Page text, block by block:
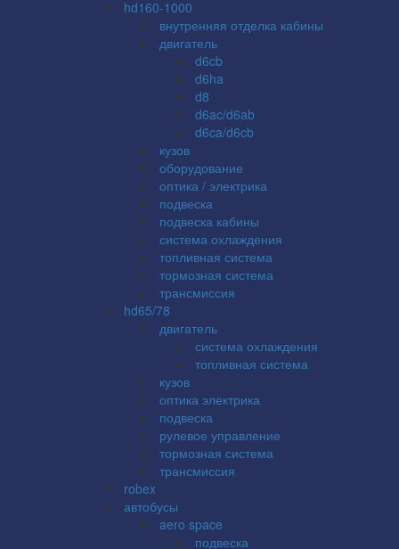
hd160-1000
внутренняя отделка кабины
двигатель
d6cb
d6ha
d8
d6ac/d6ab
d6ca/d6cb
кузов
оборудование
оптика / электрика
подвеска
подвеска кабины
система охлаждения
топливная система
тормозная система
трансмиссия
hd65/78
двигатель
система охлаждения
топливная система
кузов
оптика электрика
подвеска
рулевое управление
тормозная система
трансмиссия
robex
автобусы
aero space
подвеска